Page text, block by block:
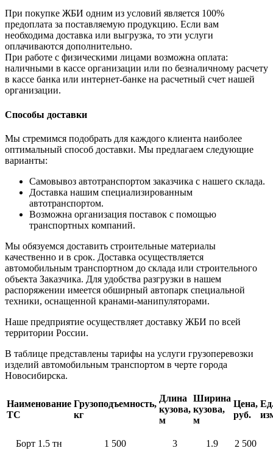
При покупке ЖБИ одним из условий является 100%
предоплата за поставляемую продукцию. Если вам
необходима доставка или выгрузка, то эти услуги
оплачиваются дополнительно.
При работе с физическими лицами возможна оплата:
наличными в кассе организации или по безналичному расчету
в кассе банка или интернет-банке на расчетный счет нашей
организации.
Способы доставки
Мы стремимся подобрать для каждого клиента наиболее
оптимальный способ доставки. Мы предлагаем следующие
варианты:
Самовывоз автотранспортом заказчика с нашего склада.
Доставка нашим специализированным
автотранспортом.
Возможна организация поставок с помощью
транспортных компаний.
Мы обязуемся доставить строительные материалы
качественно и в срок. Доставка осуществляется
автомобильным транспортном до склада или строительного
объекта Заказчика. Для удобства разгрузки в нашем
распоряжении имеется обширный автопарк специальной
техники, оснащенной кранами-манипуляторами.
Наше предприятие осуществляет доставку ЖБИ по всей
территории России.
В таблице представлены тарифы на услуги грузоперевозки
изделий автомобильным транспортом в черте города
Новосибирска.
Наименование
ТС
Грузоподъемность,
кг
Длина
кузова,
м
Ширина
кузова,
м
Цена,
руб.
Борт 1.5 тн 1 500 3 1.9 2 500